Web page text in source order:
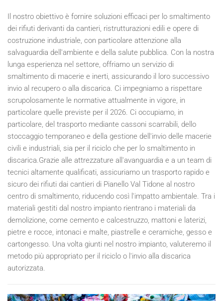
Il nostro obiettivo è fornire soluzioni efficaci per lo smaltimento
dei rifiuti derivanti da cantieri, ristrutturazioni edili e opere di
costruzione industriale, con particolare attenzione alla
salvaguardia dell'ambiente e della salute pubblica. Con la nostra
lunga esperienza nel settore, offriamo un servizio di
smaltimento di macerie e inerti, assicurando il loro successivo
invio al recupero o alla discarica. Ci impegniamo a rispettare
scrupolosamente le normative attualmente in vigore, in
particolare quelle previste per il 2026. Ci occupiamo, in
particolare, del trasporto mediante cassoni scarrabili, dello
stoccaggio temporaneo e della gestione dell'invio delle macerie
civili e industriali, sia per il riciclo che per lo smaltimento in
discarica.Grazie alle attrezzature all'avanguardia e a un team di
tecnici altamente qualificati, assicuriamo un trasporto rapido e
sicuro dei rifiuti dai cantieri di Pianello Val Tidone al nostro
centro di smaltimento, riducendo così l'impatto ambientale. Tra i
materiali gestiti dal nostro impianto rientrano i materiali da
demolizione, come cemento e calcestruzzo, mattoni e laterizi,
pietre e rocce, intonaci e malte, piastrelle e ceramiche, gesso e
cartongesso. Una volta giunti nel nostro impianto, valuteremo il
metodo più appropriato per il riciclo o l'invio alla discarica
autorizzata.